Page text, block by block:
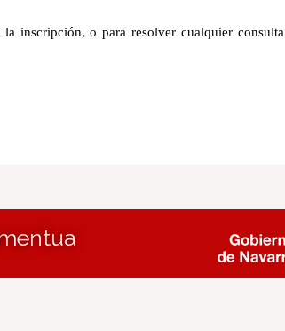
la inscripción, o para resolver cualquier consulta